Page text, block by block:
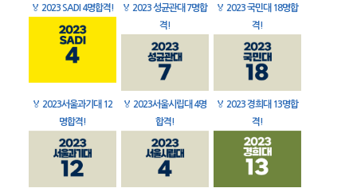
🏅 2023 SADI 4명합격! 🏅 2023 성균관대 7명합
격!
🏅 2023 국민대 18명합
격!
🏅 2023서울과기대 12
명합격!
🏅 2023서울시립대 4명
합격!
🏅 2023 경희대 13명합
격!